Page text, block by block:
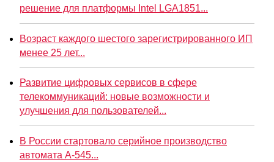
решение для платформы Intel LGA1851...
Возраст каждого шестого зарегистрированного ИП
менее 25 лет...
Развитие цифровых сервисов в сфере
телекоммуникаций: новые возможности и
улучшения для пользователей...
В России стартовало серийное производство
автомата А-545...